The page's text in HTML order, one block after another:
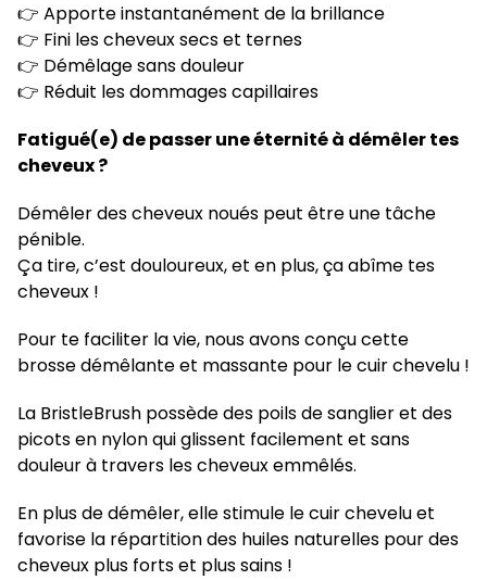
👉 Apporte instantanément de la brillance
👉 Fini les cheveux secs et ternes
👉 Démêlage sans douleur
👉 Réduit les dommages capillaires
Fatigué(e) de passer une éternité à démêler tes
cheveux ?
Démêler des cheveux noués peut être une tâche
pénible.
Ça tire, c’est douloureux, et en plus, ça abîme tes
cheveux !
Pour te faciliter la vie, nous avons conçu cette
brosse démêlante et massante pour le cuir chevelu !
La BristleBrush possède des poils de sanglier et des
picots en nylon qui glissent facilement et sans
douleur à travers les cheveux emmêlés.
En plus de démêler, elle stimule le cuir chevelu et
favorise la répartition des huiles naturelles pour des
cheveux plus forts et plus sains !